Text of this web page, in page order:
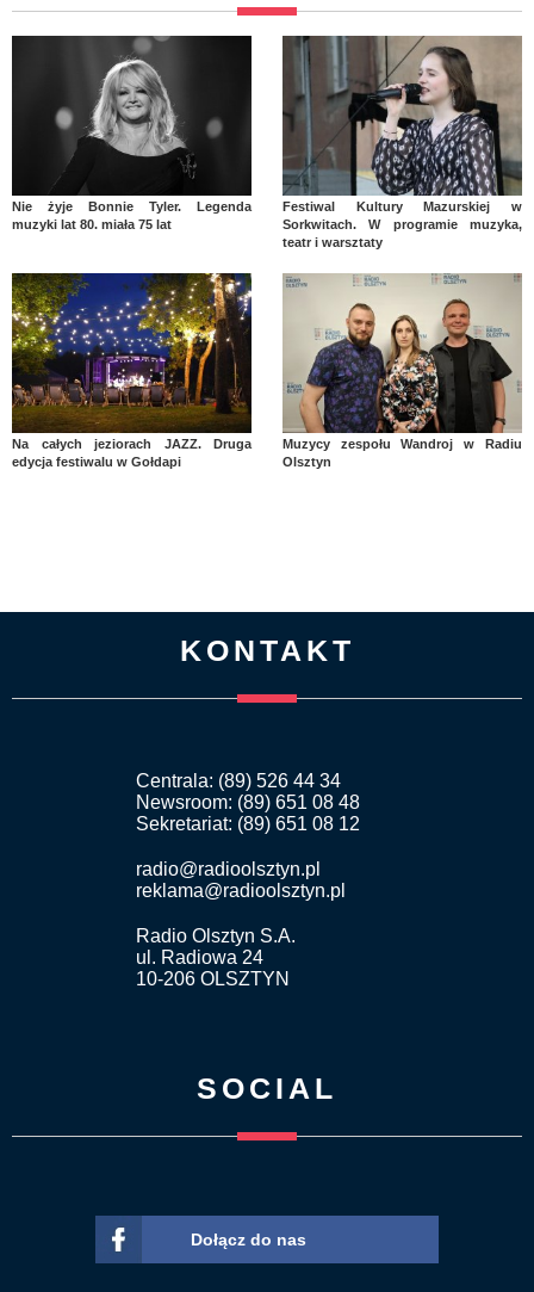
Nie żyje Bonnie Tyler. Legenda
muzyki lat 80. miała 75 lat
Festiwal Kultury Mazurskiej w
Sorkwitach. W programie muzyka,
teatr i warsztaty
Na całych jeziorach JAZZ. Druga
edycja festiwalu w Gołdapi
Muzycy zespołu Wandroj w Radiu
Olsztyn
KONTAKT
Centrala: (89) 526 44 34
Newsroom: (89) 651 08 48
Sekretariat: (89) 651 08 12
radio@radioolsztyn.pl
reklama@radioolsztyn.pl
Radio Olsztyn S.A.
ul. Radiowa 24
10-206 OLSZTYN
SOCIAL
Dołącz do nas